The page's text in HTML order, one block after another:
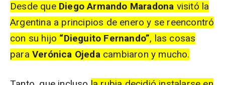
Desde que Diego Armando Maradona visitó la
Argentina a principios de enero y se reencontró
con su hijo “Dieguito Fernando”, las cosas
para Verónica Ojeda cambiaron y mucho.